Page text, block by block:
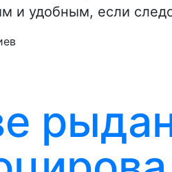
и удобным, если